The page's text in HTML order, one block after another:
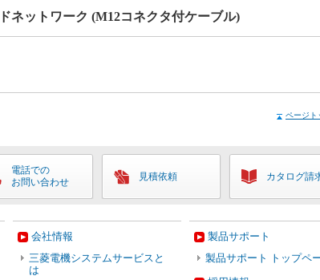
ネットワーク (M12コネクタ付ケーブル)
ページト
電話での
お問い合わせ
見積依頼 カタログ請
会社情報
三菱電機システムサービスと
は
製品サポート
製品サポート トップペ